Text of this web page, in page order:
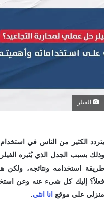
الفيلر
يتردد الكثير من الناس في
وذلك بسبب الجدل الذي يُثيره
طريقة استخدامه ونتائجه، ولكن
فعلاً؟ إليك كل شىء عنه وعن
منزلي على موقع انا انثى.